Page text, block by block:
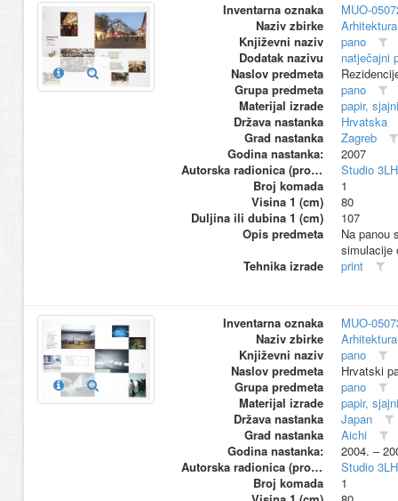
Inventarna oznaka
MUO-
Naziv zbirke
Arhitektura
Književni naziv
pano
Dodatak nazivu
natječajni
Naslov predmeta
Grupa predmeta
pano
Materijal izrade
papir, sjajni
Država nastanka
Hrvatska
Grad nastanka
Zagreb
Godina nastanka:
2007
Autorska radionica (proizvođač)
Studio
Broj komada
1
Visina 1 (cm)
80
Duljina ili dubina 1 (cm)
107
Opis predmeta
Na panou
simulacije
Tehnika izrade
print
Inventarna oznaka
MUO-
Naziv zbirke
Arhitektura
Književni naziv
pano
Naslov predmeta
Hrvatski
Grupa predmeta
pano
Materijal izrade
papir, sjajni
Država nastanka
Japan
Grad nastanka
Aichi
Godina nastanka:
2004. –
Autorska radionica (proizvođač)
Studio
Broj komada
1